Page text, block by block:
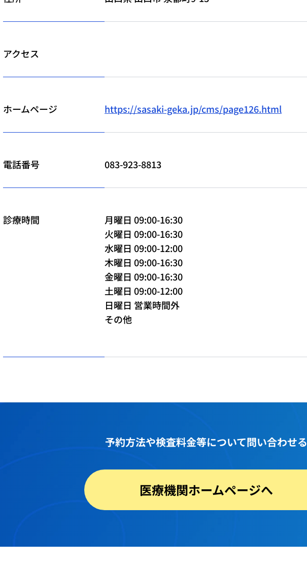
アクセス
ホームページ https://sasaki-geka.jp/cms/page126.html
電話番号 083-923-8813
診療時間
月曜日 09:00-16:30
火曜日 09:00-16:30
水曜日 09:00-12:00
木曜日 09:00-16:30
金曜日 09:00-16:30
土曜日 09:00-12:00
日曜日 営業時間外
その他
予約方法や検査料金等について問い合わせる
医療機関ホームページへ